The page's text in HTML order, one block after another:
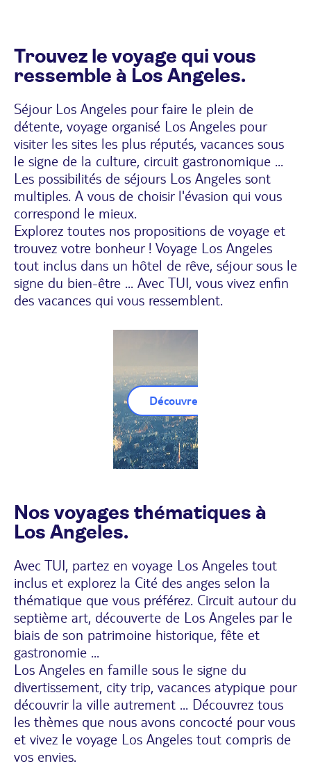
Trouvez le voyage qui vous
ressemble à Los Angeles.
Séjour Los Angeles pour faire le plein de
détente, voyage organisé Los Angeles pour
visiter les sites les plus réputés, vacances sous
le signe de la culture, circuit gastronomique ...
Les possibilités de séjours Los Angeles sont
multiples. A vous de choisir l'évasion qui vous
correspond le mieux.
Explorez toutes nos propositions de voyage et
trouvez votre bonheur ! Voyage Los Angeles
tout inclus dans un hôtel de rêve, séjour sous le
signe du bien-être ... Avec TUI, vous vivez enfin
des vacances qui vous ressemblent.
Découvrez nos Circuits Los
Nos voyages thématiques à
Los Angeles.
Avec TUI, partez en voyage Los Angeles tout
inclus et explorez la Cité des anges selon la
thématique que vous préférez. Circuit autour du
septième art, découverte de Los Angeles par le
biais de son patrimoine historique, fête et
gastronomie ...
Los Angeles en famille sous le signe du
divertissement, city trip, vacances atypique pour
découvrir la ville autrement ... Découvrez tous
les thèmes que nous avons concocté pour vous
et vivez le voyage Los Angeles tout compris de
vos envies.